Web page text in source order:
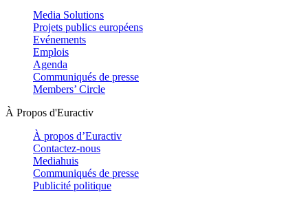
Media Solutions
Projets publics européens
Evénements
Emplois
Agenda
Communiqués de presse
Members’ Circle
À Propos d'Euractiv
À propos d’Euractiv
Contactez-nous
Mediahuis
Communiqués de presse
Publicité politique